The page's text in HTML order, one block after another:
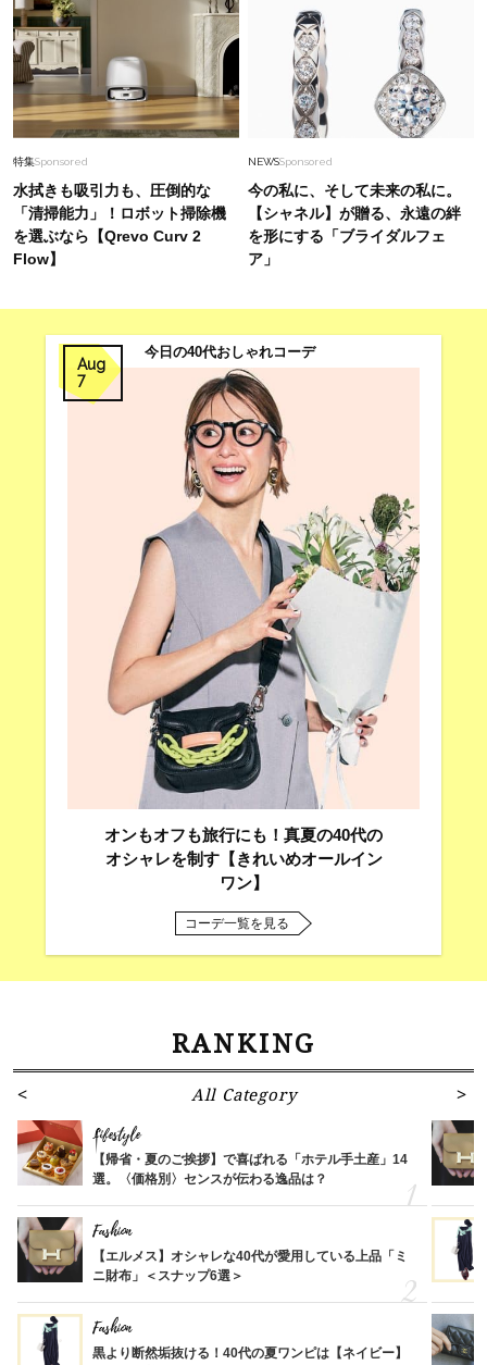
特集Sponsored
水拭きも吸引力も、圧倒的な
「清掃能力」！ロボット掃除機
を選ぶなら【Qrevo Curv 2
Flow】
NEWSSponsored
今の私に、そして未来の私に。
【シャネル】が贈る、永遠の絆
を形にする「ブライダルフェ
ア」
Aug
7
今日の40代おしゃれコーデ
オンもオフも旅行にも！真夏の40代の
オシャレを制す【きれいめオールイン
ワン】
コーデ一覧を見る
RANKING
All Category
Lifestyle
【帰省・夏のご挨拶】で喜ばれる「ホテル手土産」14
選。〈価格別〉センスが伝わる逸品は？
Fashion
【エルメス】オシャレな40代が愛用している上品「ミ
ニ財布」＜スナップ6選＞
Fashion
黒より断然垢抜ける！40代の夏ワンピは【ネイビー】